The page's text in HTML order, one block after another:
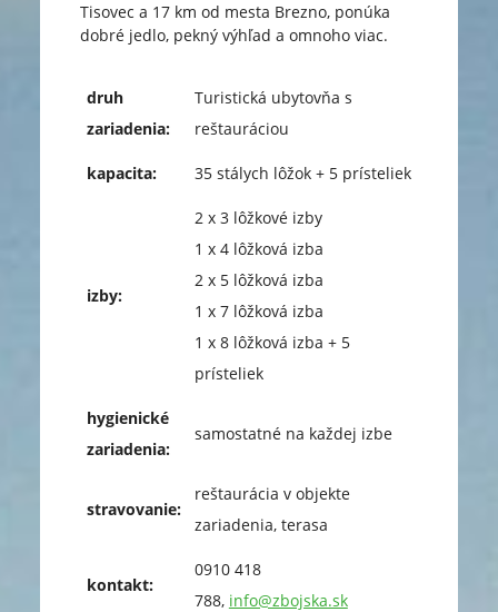
Tisovec a 17 km od mesta Brezno, ponúka
dobré jedlo, pekný výhľad a omnoho viac.
druh
zariadenia:
Turistická ubytovňa s
reštauráciou
kapacita: 35 stálych lôžok + 5 prísteliek
izby:
2 x 3 lôžkové izby
1 x 4 lôžková izba
2 x 5 lôžková izba
1 x 7 lôžková izba
1 x 8 lôžková izba + 5
prísteliek
hygienické
zariadenia:
samostatné na každej izbe
stravovanie:
reštaurácia v objekte
zariadenia, terasa
kontakt:
0910 418
788, info@zbojska.sk